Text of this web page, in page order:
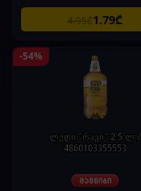
4.95₾1.79₾
-54%
ლუდი "რავი" 2.5 ლ /
4860103355553